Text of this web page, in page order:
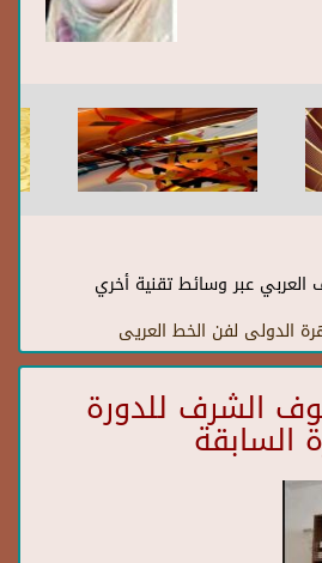
العربي عبر وسائط تقنية أخري
الدولى لفن الخط العريى
الشرف للدورة
السابقة